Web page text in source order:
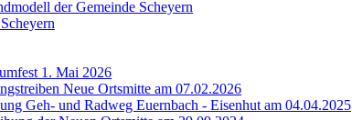
der Gemeinde Scheyern
1. Mai 2026
Neue Ortsmitte am 07.02.2026
Geh- und Radweg Euernbach - Eisenhut am 04.04.2025